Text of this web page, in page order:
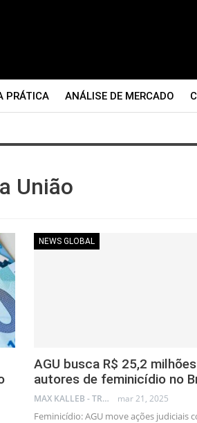
PRÁTICA ANÁLISE DE MERCADO
União
NEWS GLOBAL
AGU busca R$ 25,2
autores de feminicídio no
MAX KALLEB - TRADER mar 21, 2025
Feminicídio: AGU move ações judiciais